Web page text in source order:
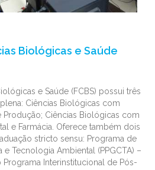
Biológicas e Saúde
e Saúde (FCBS) possui três
Ciências Biológicas com
Ciências Biológicas com
e Farmácia. Oferece também dois
stricto sensu: Programa de
Tecnologia Ambiental (PPGCTA) –
Interinstitucional de Pós-